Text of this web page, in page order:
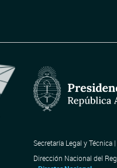
Secretaría Legal y Técnica |
Dirección Nacional del